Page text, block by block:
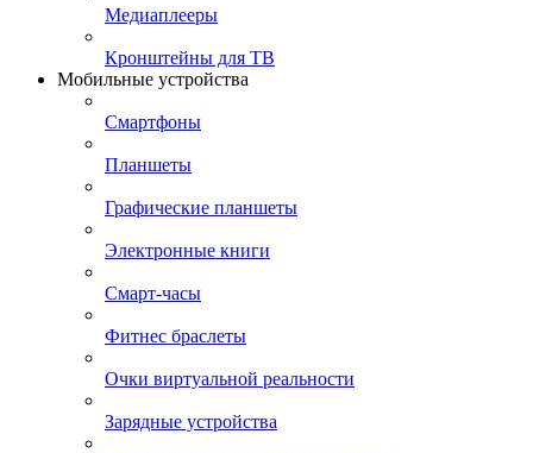
Медиаплееры
Кронштейны для ТВ
Мобильные устройства
Смартфоны
Планшеты
Графические планшеты
Электронные книги
Смарт-часы
Фитнес браслеты
Очки виртуальной реальности
Зарядные устройства